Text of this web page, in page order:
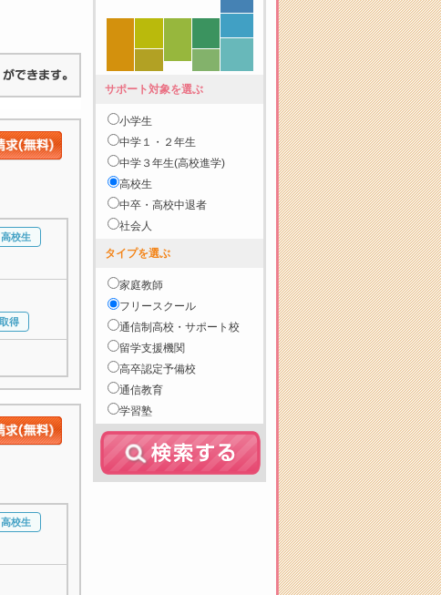
高校生
得
高校生
サポート対象を選ぶ
小学生
中学１・２年生
中学３年生(高校進学)
高校生
中卒・高校中退者
社会人
タイプを選ぶ
家庭教師
フリースクール
通信制高校・サポート校
留学支援機関
高卒認定予備校
通信教育
学習塾